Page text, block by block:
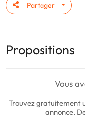
Partager
Propositions
Vous
Trouvez gratuitement
annonce.